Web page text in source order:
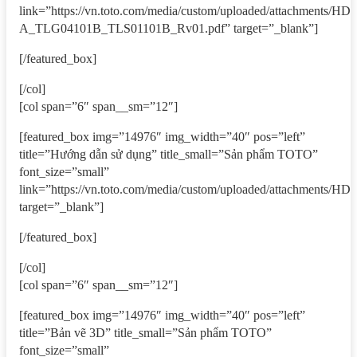
link=”https://vn.toto.com/media/custom/uploaded/attachments/
A_TLG04101B_TLS01101B_Rv01.pdf” target=”_blank”]
[/featured_box]
[/col]
[col span=”6″ span__sm=”12″]
[featured_box img=”14976″ img_width=”40″ pos=”left”
title=”Hướng dẫn sử dụng” title_small=”Sản phẩm TOTO”
font_size=”small”
link=”https://vn.toto.com/media/custom/uploaded/attachments/
target=”_blank”]
[/featured_box]
[/col]
[col span=”6″ span__sm=”12″]
[featured_box img=”14976″ img_width=”40″ pos=”left”
title=”Bản vẽ 3D” title_small=”Sản phẩm TOTO”
font_size=”small”